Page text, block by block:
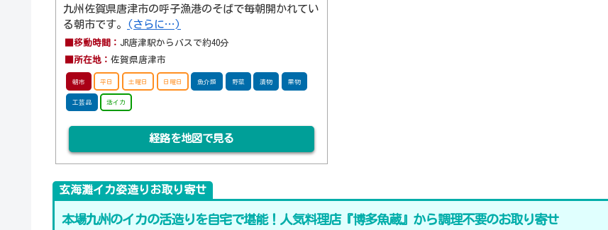
九州佐賀県唐津市の呼子漁港のそばで毎朝開かれてい
る朝市です。
(さらに…)
■移動時間： JR唐津駅からバスで約40分
■所在地： 佐賀県唐津市
朝市 平日 土曜日 日曜日 魚介類 野菜 漬物 果物
工芸品 活イカ
経路を地図で見る
玄海灘イカ姿造りお取り寄せ
本場九州のイカの活造りを自宅で堪能！人気料理店『博多魚蔵』から調理不要のお取り寄せ